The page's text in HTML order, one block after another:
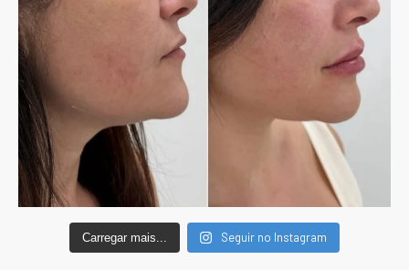
Carregar mais... Seguir no Instagram